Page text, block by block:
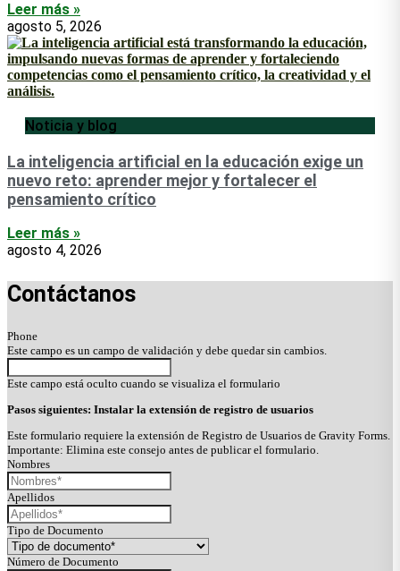
Leer más »
agosto 5, 2026
Noticia y blog
La inteligencia artificial en la educación exige un
nuevo reto: aprender mejor y fortalecer el
pensamiento crítico
Leer más »
agosto 4, 2026
Contáctanos
Phone
Este campo es un campo de validación y debe quedar sin cambios.
Este campo está oculto cuando se visualiza el formulario
Pasos siguientes: Instalar la extensión de registro de usuarios
Este formulario requiere la extensión de Registro de Usuarios de Gravity Forms.
Importante: Elimina este consejo antes de publicar el formulario.
Nombres
Apellidos
Tipo de Documento
Número de Documento